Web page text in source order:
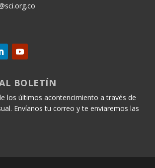
BOLETÍN
los últimos acontencimiento a través de
Envíanos tu correo y te enviaremos las